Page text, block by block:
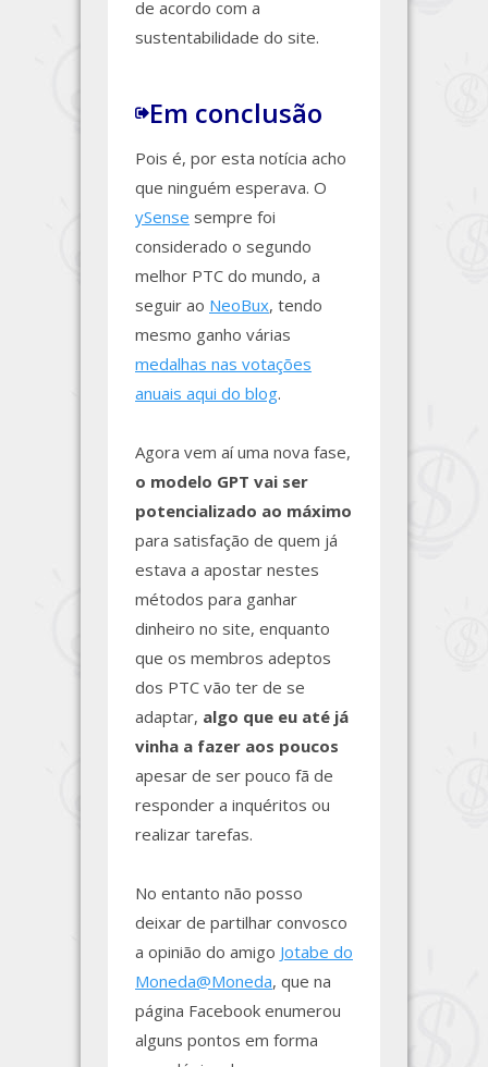
de acordo com a
sustentabilidade do site.
Em conclusão
Pois é, por esta notícia acho
que ninguém esperava. O
ySense sempre foi
considerado o segundo
melhor PTC do mundo, a
seguir ao NeoBux, tendo
mesmo ganho várias
medalhas nas votações
anuais aqui do blog.
Agora vem aí uma nova fase,
o modelo GPT vai ser
potencializado ao máximo
para satisfação de quem já
estava a apostar nestes
métodos para ganhar
dinheiro no site, enquanto
que os membros adeptos
dos PTC vão ter de se
adaptar, algo que eu até já
vinha a fazer aos poucos
apesar de ser pouco fã de
responder a inquéritos ou
realizar tarefas.
No entanto não posso
deixar de partilhar convosco
a opinião do amigo Jotabe do
Moneda@Moneda, que na
página Facebook enumerou
alguns pontos em forma